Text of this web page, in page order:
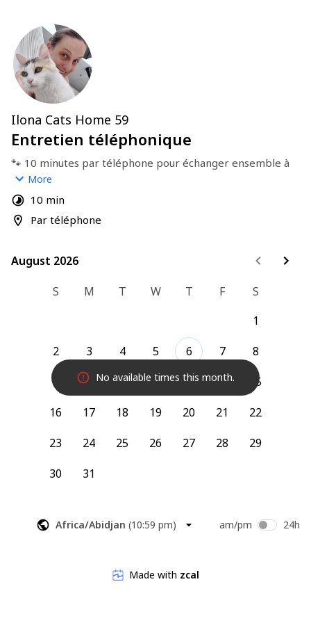
Ilona Cats Home 59
Entretien téléphonique
🐾 10 minutes par téléphone pour échanger ensemble à
propos de tes besoins 🐈🐇
➡ Je t'invite à consulter les tarifs sur le site avant de
prendre RDV (
Je compte sur toi pour respecter mon travail et honorer
Ilona 🌀
More
10 min
Par téléphone
No available times this month.
August 2026
August 2026
S
M T W T F
S
1
2
3 4 5 6 7
8
9
10 11 12 13 14
15
16
17 18 19 20 21
22
23
24 25 26 27 28
29
30
31
Africa/Abidjan (10:59 pm) am/pm 24h
Made with zcal